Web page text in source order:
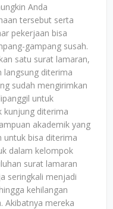
Anda
tersebut serta
pekerjaan bisa
gampang susah.
satu surat lamaran,
langsung diterima
sudah mengirimkan
untuk
kunjung diterima
akademik yang
untuk bisa diterima
dalam kelompok
surat lamaran
seringkali menjadi
kehilangan
Akibatnya mereka